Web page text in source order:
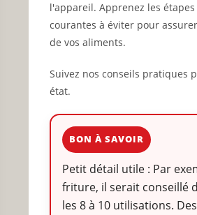
l'appareil. Apprenez les
courantes à éviter pour
de vos aliments.
Suivez nos conseils pratiques
état.
BON À SAVOIR
Petit détail utile : Par
friture, il serait conseillé
les 8 à 10 utilisations.